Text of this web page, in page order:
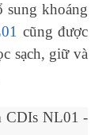
sung khoáng
cũng được
sạch, giữ và